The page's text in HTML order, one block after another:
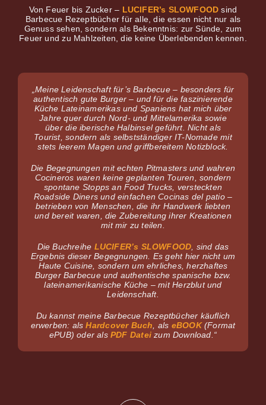
Von Feuer bis Zucker – LUCIFER’s SLOWFOOD sind
Barbecue Rezeptbücher für alle, die essen nicht nur als
Genuss sehen, sondern als Bekenntnis: zur Sünde, zum
Feuer und zu Mahlzeiten, die keine Überlebenden kennen.
„Meine Leidenschaft für’s Barbecue – besonders für
authentisch gute Burger – und für die faszinierende
Küche Lateinamerikas und Spaniens hat mich über
Jahre quer durch Nord- und Mittelamerika sowie
über die iberische Halbinsel geführt. Nicht als
Tourist, sondern als selbstständiger IT-Nomade mit
stets leerem Magen und griffbereitem Notizblock.
Die Begegnungen mit echten Pitmasters und wahren
Cocineros waren keine geplanten Touren, sondern
spontane Stopps an Food Trucks, versteckten
Roadside Diners und einfachen Cocinas del patio –
betrieben von Menschen, die ihr Handwerk liebten
und bereit waren, die Zubereitung ihrer Kreationen
mit mir zu teilen.
Die Buchreihe LUCIFER’s SLOWFOOD , sind das
Ergebnis dieser Begegnungen. Es geht hier nicht um
Haute Cuisine, sondern um ehrliches, herzhaftes
Burger Barbecue und authentische spanische bzw.
lateinamerikanische Küche – mit Herzblut und
Leidenschaft.
Du kannst meine Barbecue Rezeptbücher käuflich
erwerben: alsHardcover Buch , als eBOOK(Format
ePUB) oder alsPDF Dateizum Download.“